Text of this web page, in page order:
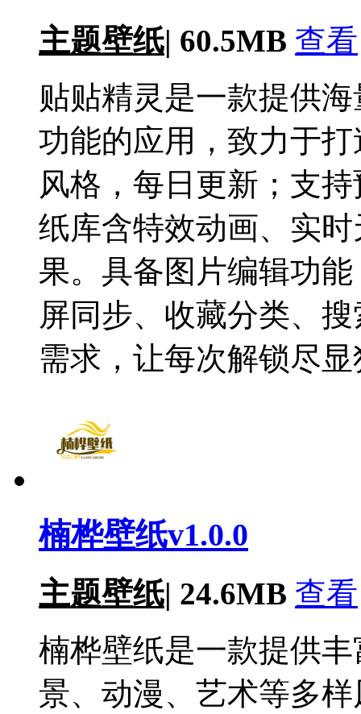
主题壁纸| 60.5MB 查看
贴贴精灵是一款提供
功能的应用，致力于
风格，每日更新；支
纸库含特效动画、实
果。具备图片编辑功
屏同步、收藏分类、
需求，让每次解锁尽
楠桦壁纸v1.0.0
主题壁纸| 24.6MB 查看
楠桦壁纸是一款提供
景、动漫、艺术等多